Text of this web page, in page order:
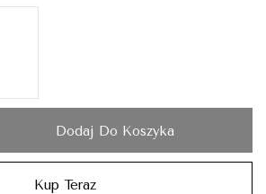
Dodaj Do Koszyka
Kup Teraz